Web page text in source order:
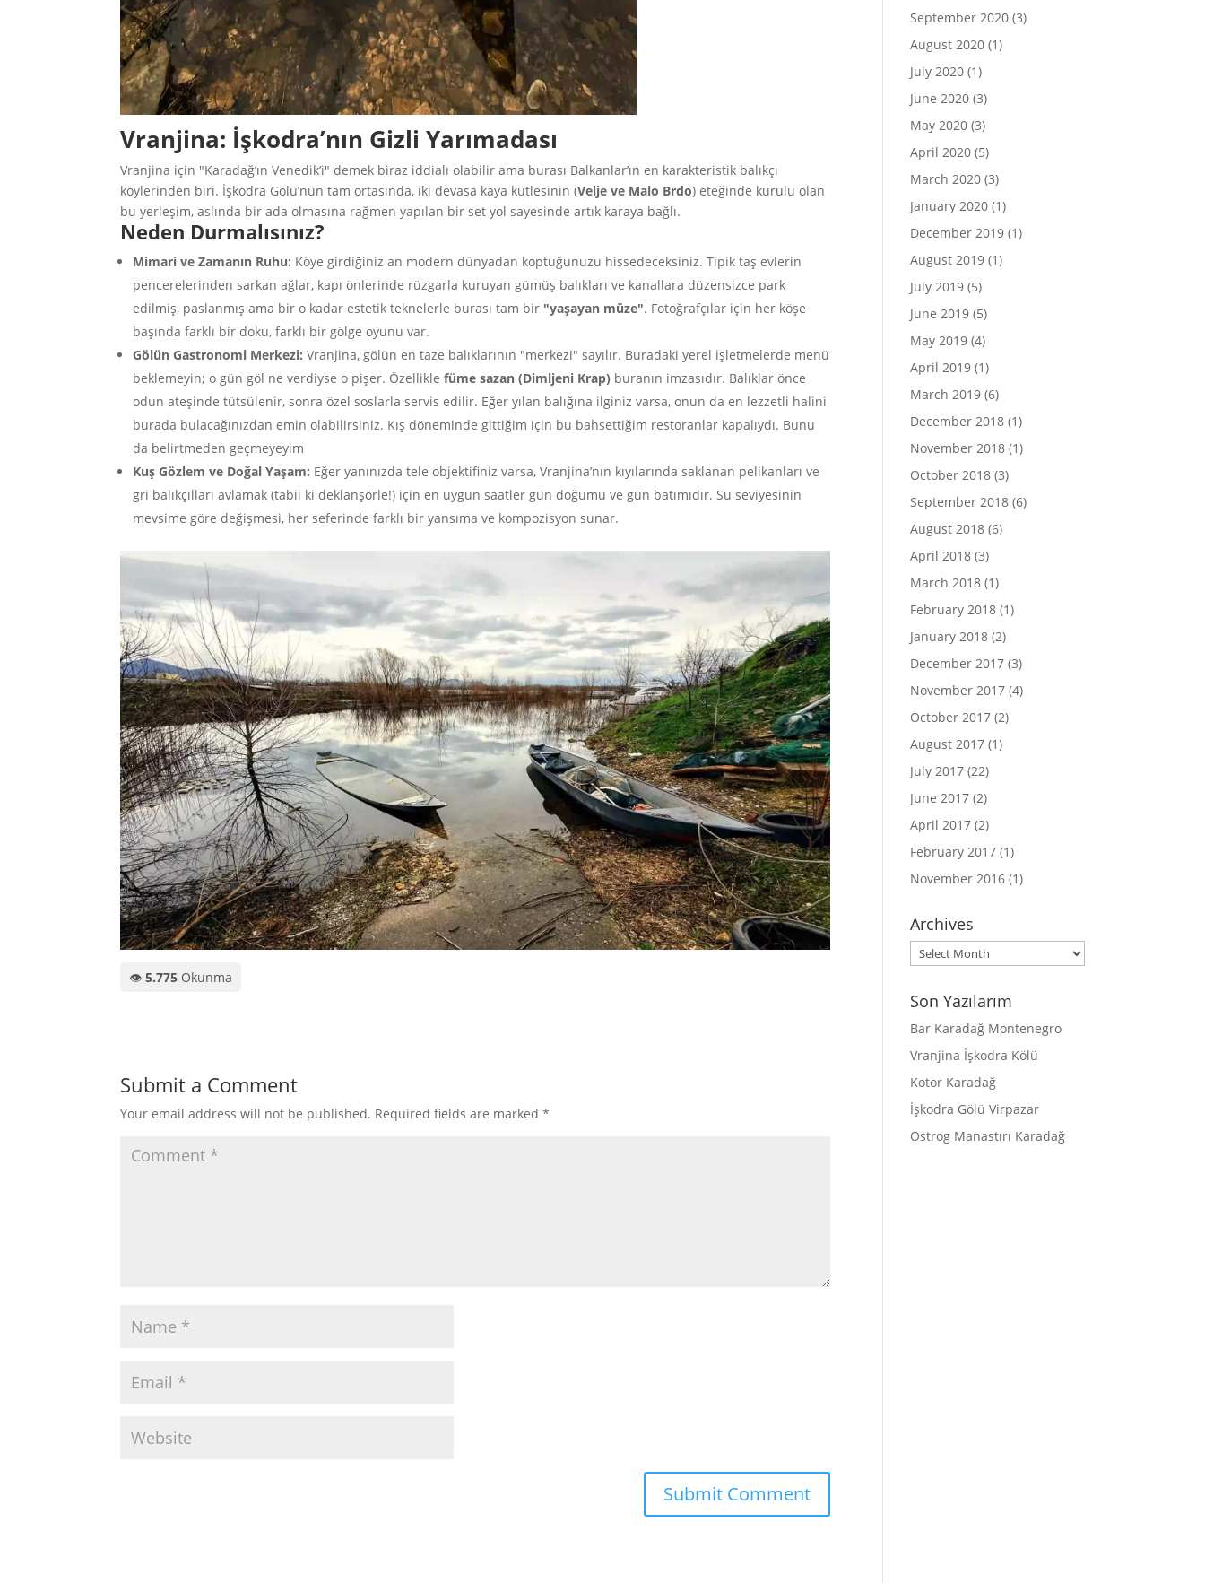
Vranjina: İşkodra’nın Gizli Yarımadası
Vranjina için "Karadağ’ın Venedik’i" demek biraz iddialı olabilir ama burası Balkanlar’ın en karakteristik balıkçı
köylerinden biri. İşkodra Gölü’nün tam ortasında, iki devasa kaya kütlesinin (Velje ve Malo Brdo) eteğinde kurulu olan
bu yerleşim, aslında bir ada olmasına rağmen yapılan bir set yol sayesinde artık karaya bağlı.
Neden Durmalısınız?
Mimari ve Zamanın Ruhu: Köye girdiğiniz an modern dünyadan koptuğunuzu hissedeceksiniz. Tipik taş evlerin
pencerelerinden sarkan ağlar, kapı önlerinde rüzgarla kuruyan gümüş balıkları ve kanallara düzensizce park
edilmiş, paslanmış ama bir o kadar estetik teknelerle burası tam bir "yaşayan müze". Fotoğrafçılar için her köşe
başında farklı bir doku, farklı bir gölge oyunu var.
Gölün Gastronomi Merkezi: Vranjina, gölün en taze balıklarının "merkezi" sayılır. Buradaki yerel işletmelerde menü
beklemeyin; o gün göl ne verdiyse o pişer. Özelliklefüme sazan (Dimljeni Krap) buranın imzasıdır. Balıklar önce
odun ateşinde tütsülenir, sonra özel soslarla servis edilir. Eğer yılan balığına ilginiz varsa, onun da en lezzetli halini
burada bulacağınızdan emin olabilirsiniz. Kış döneminde gittiğim için bu bahsettiğim restoranlar kapalıydı. Bunu
da belirtmeden geçmeyeyim
Kuş Gözlem ve Doğal Yaşam: Eğer yanınızda tele objektifiniz varsa, Vranjina’nın kıyılarında saklanan pelikanları ve
gri balıkçılları avlamak (tabii ki deklanşörle!) için en uygun saatler gün doğumu ve gün batımıdır. Su seviyesinin
mevsime göre değişmesi, her seferinde farklı bir yansıma ve kompozisyon sunar.
👁️5.775 Okunma
Submit a Comment
Your email address will not be published. Required fields are marked*
September 2020 (3)
August 2020 (1)
July 2020 (1)
June 2020 (3)
May 2020 (3)
April 2020 (5)
March 2020 (3)
January 2020 (1)
December 2019 (1)
August 2019 (1)
July 2019 (5)
June 2019 (5)
May 2019 (4)
April 2019 (1)
March 2019 (6)
December 2018 (1)
November 2018 (1)
October 2018 (3)
September 2018 (6)
August 2018 (6)
April 2018 (3)
March 2018 (1)
February 2018 (1)
January 2018 (2)
December 2017 (3)
November 2017 (4)
October 2017 (2)
August 2017 (1)
July 2017 (22)
June 2017 (2)
April 2017 (2)
February 2017 (1)
November 2016 (1)
Archives
Archives
Son Yazılarım
Bar Karadağ Montenegro
Vranjina İşkodra Kölü
Kotor Karadağ
İşkodra Gölü Virpazar
Ostrog Manastırı Karadağ